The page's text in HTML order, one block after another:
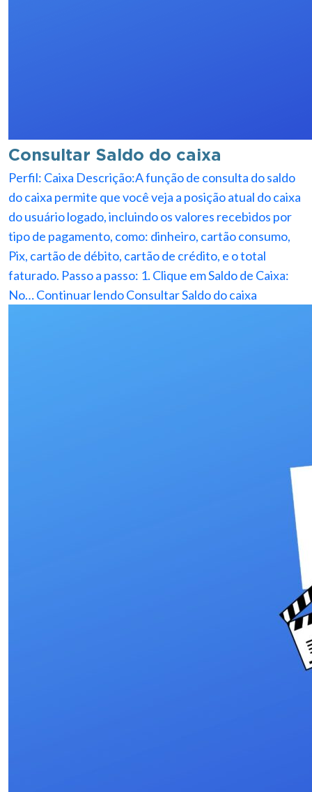
Consultar Saldo do caixa
Perfil: Caixa Descrição:A função de consulta do saldo
do caixa permite que você veja a posição atual do caixa
do usuário logado, incluindo os valores recebidos por
tipo de pagamento, como: dinheiro, cartão consumo,
Pix, cartão de débito, cartão de crédito, e o total
faturado. Passo a passo: 1. Clique em Saldo de Caixa:
No…Continuar lendoConsultar Saldo do caixa